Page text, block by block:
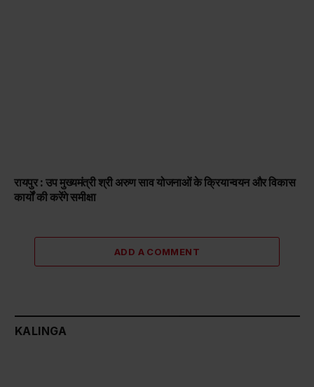
रायपुर : उप मुख्यमंत्री श्री अरुण साव योजनाओं के क्रियान्वयन और विकास
कार्यों की करेंगे समीक्षा
ADD A COMMENT
KALINGA